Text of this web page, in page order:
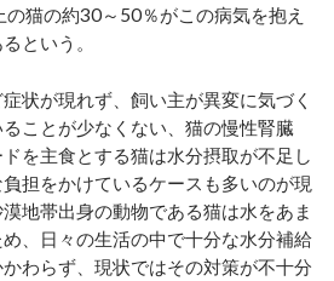
猫の約30～50％がこの病気を抱え
という。
状が現れず、飼い主が異変に気づく
ことが少なくない、猫の慢性腎臓
を主食とする猫は水分摂取が不足し
担をかけているケースも多いのが現
地帯出身の動物である猫は水をあま
、日々の生活の中で十分な水分補給
わらず、現状ではその対策が不十分